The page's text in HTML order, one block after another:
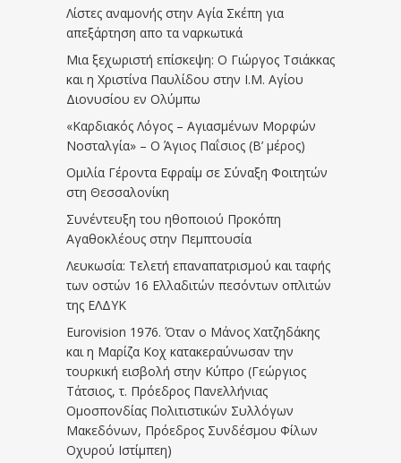
Λίστες αναμονής στην Αγία Σκέπη για
απεξάρτηση απο τα ναρκωτικά
Μια ξεχωριστή επίσκεψη: Ο Γιώργος Τσιάκκας
και η Χριστίνα Παυλίδου στην Ι.Μ. Αγίου
Διονυσίου εν Ολύμπω
«Καρδιακός Λόγος – Αγιασμένων Μορφών
Νοσταλγία» – Ο Άγιος Παΐσιος (Β’ μέρος)
Ομιλία Γέροντα Εφραίμ σε Σύναξη Φοιτητών
στη Θεσσαλονίκη
Συνέντευξη του ηθοποιού Προκόπη
Αγαθοκλέους στην Πεμπτουσία
Λευκωσία: Τελετή επαναπατρισμού και ταφής
των οστών 16 Ελλαδιτών πεσόντων οπλιτών
της ΕΛΔΥΚ
Eurovision 1976. Όταν ο Μάνος Χατζηδάκης
και η Μαρίζα Κοχ κατακεραύνωσαν την
τουρκική εισβολή στην Κύπρο (Γεώργιος
Τάτσιος, τ. Πρόεδρος Πανελλήνιας
Ομοσπονδίας Πολιτιστικών Συλλόγων
Μακεδόνων, Πρόεδρος Συνδέσμου Φίλων
Οχυρού Ιστίμπεη)